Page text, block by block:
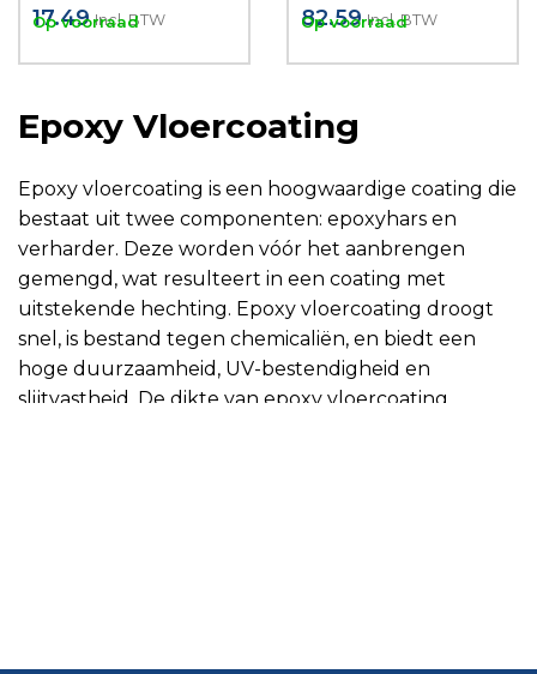
17.49 Incl. BTW
Op voorraad
(watergedragen)
82.59 Incl. BTW
Op voorraad
Epoxy Vloercoating
Epoxy vloercoating is een hoogwaardige coating die
bestaat uit twee componenten: epoxyhars en
verharder. Deze worden vóór het aanbrengen
gemengd, wat resulteert in een coating met
uitstekende hechting. Epoxy vloercoating droogt
snel, is bestand tegen chemicaliën, en biedt een
hoge duurzaamheid, UV-bestendigheid en
slijtvastheid. De dikte van epoxy vloercoating